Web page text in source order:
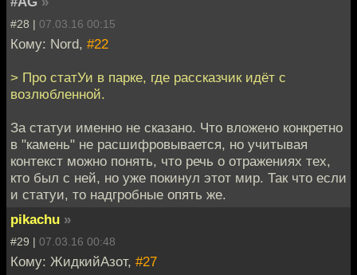
#28 | 07.03.16 00:15
Кому: Nord, #22
> Про статУи в парке, где рассказчик идёт с
возлюбленной.
За статуи именно не сказано. Что вложено конкретно
в "камень" не расшифровывается, но учитывая
контекст можно понять, что речь о отражениях тех,
кто был с ней, но уже покинул этот мир. Так что если
и статуи, то надгробные опять же.
pikachu »
#29 | 07.03.16 00:48
Кому: ЖидкийАзот, #27